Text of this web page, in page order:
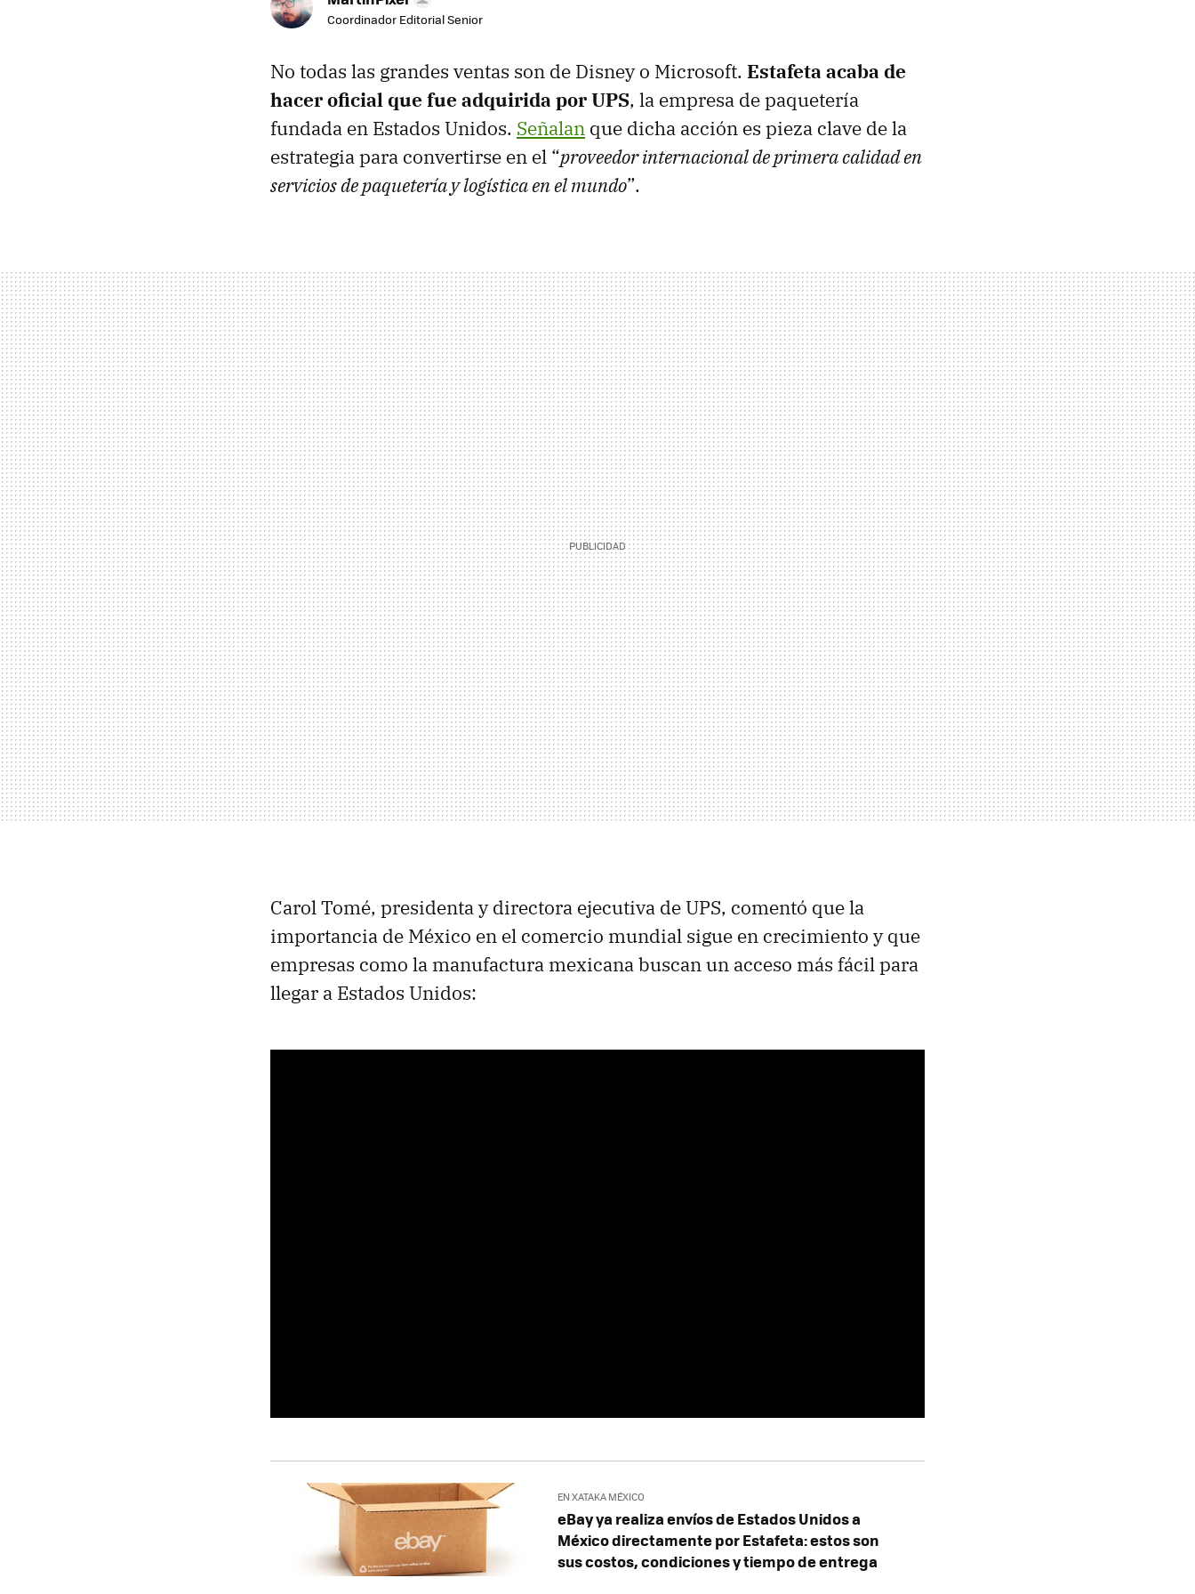
Coordinador Editorial Senior
No todas las grandes ventas son de Disney o Microsoft. Estafeta acaba de
hacer oficial que fue adquirida por UPS, la empresa de paquetería
fundada en Estados Unidos. Señalan que dicha acción es pieza clave de la
estrategia para convertirse en el “proveedor internacional de primera calidad en
servicios de paquetería y logística en el mundo”.
Carol Tomé, presidenta y directora ejecutiva de UPS, comentó que la
importancia de México en el comercio mundial sigue en crecimiento y que
empresas como la manufactura mexicana buscan un acceso más fácil para
llegar a Estados Unidos:
EN XATAKA MÉXICO
eBay ya realiza envíos de Estados Unidos a
México directamente por Estafeta: estos son
sus costos, condiciones y tiempo de entrega